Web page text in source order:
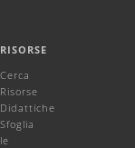
RISORSE
Cerca
Risorse
Didattiche
Sfoglia
le